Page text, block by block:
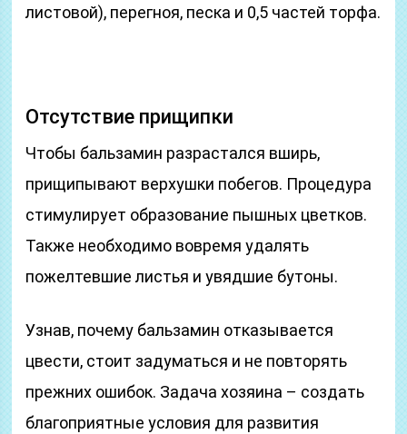
листовой), перегноя, песка и 0,5 частей торфа.
Отсутствие прищипки
Чтобы бальзамин разрастался вширь,
прищипывают верхушки побегов. Процедура
стимулирует образование пышных цветков.
Также необходимо вовремя удалять
пожелтевшие листья и увядшие бутоны.
Узнав, почему бальзамин отказывается
цвести, стоит задуматься и не повторять
прежних ошибок. Задача хозяина – создать
благоприятные условия для развития